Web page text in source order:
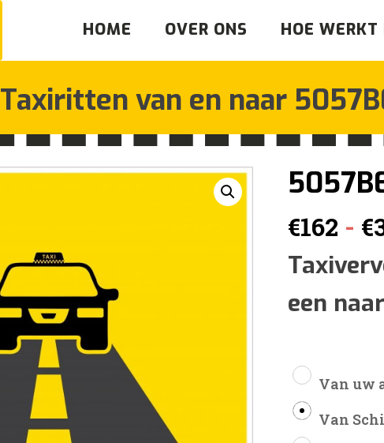
HOME OVER ONS HOE WERKT
Taxiritten van en naar
€162 - €
een
Van uw
Van